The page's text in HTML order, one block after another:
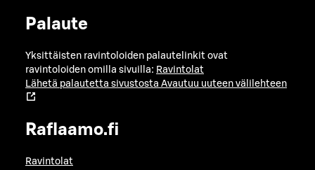
Palaute
Yksittäisten ravintoloiden palautelinkit ovat
ravintoloiden omilla sivuilla: Ravintolat
Lähetä palautetta sivustosta Avautuu uuteen välilehteen
Raflaamo.fi
Ravintolat